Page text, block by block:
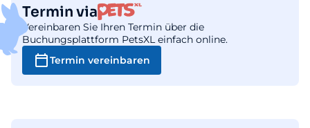
Termin via
Vereinbaren Sie Ihren Termin über die
Buchungsplattform PetsXL einfach online.
Termin vereinbaren